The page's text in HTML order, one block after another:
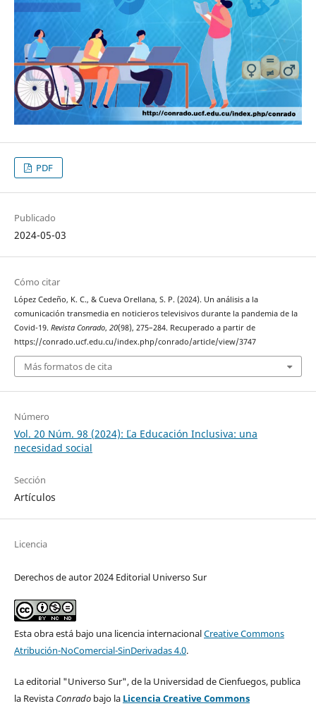
PDF
Publicado
2024-05-03
Cómo citar
López Cedeño, K. C., & Cueva Orellana, S. P. (2024). Un análisis a la
comunicación transmedia en noticieros televisivos durante la pandemia de la
Covid-19. Revista Conrado, 20(98), 275–284. Recuperado a partir de
https://conrado.ucf.edu.cu/index.php/conrado/article/view/3747
Más formatos de cita
Número
Vol. 20 Núm. 98 (2024): ¨¨La Educación Inclusiva: una
necesidad social
Sección
Artículos
Licencia
Derechos de autor 2024 Editorial Universo Sur
Esta obra está bajo una licencia internacionalCreative Commons
Atribución-NoComercial-SinDerivadas 4.0.
La editorial "Universo Sur", de la Universidad de Cienfuegos, publica
la Revista Conradobajo la Licencia Creative Commons